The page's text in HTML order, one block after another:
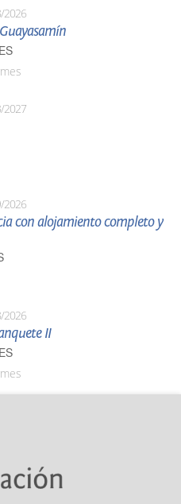
2026
2027
2026
con alojamiento completo y
2026
II